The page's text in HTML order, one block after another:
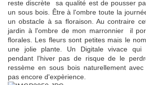
reste discrète sa qualité est de pousser
un sous bois. Être à l'ombre toute la
un obstacle à sa floraison. Au contraire
jardin à l'ombre de mon marronnier il
florales. Les fleurs sont petites mais le
une jolie plante. Un Digitale vivace qui
pendant l'hiver pas de risque de le
ressème en sous bois naturellement
pas encore d'expèrience.